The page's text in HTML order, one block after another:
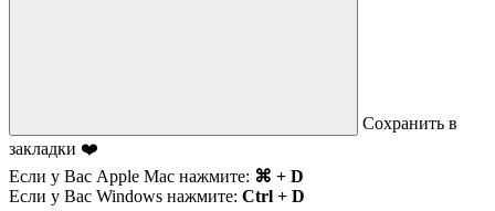
Сохранить в
закладки ❤️
Если у Вас Apple Mac нажмите: ⌘ + D
Если у Вас Windows нажмите: Ctrl + D